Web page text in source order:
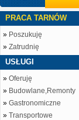
PRACA TARNÓW
» Poszukuję
» Zatrudnię
USŁUGI
» Oferuję
» Budowlane,Remonty
» Gastronomiczne
» Transportowe